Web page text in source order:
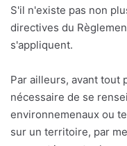
S'il n'existe pas non
directives du
s'appliquent.
Par ailleurs, avant tout
nécessaire de se
environnemenaux ou
sur un territoire, par